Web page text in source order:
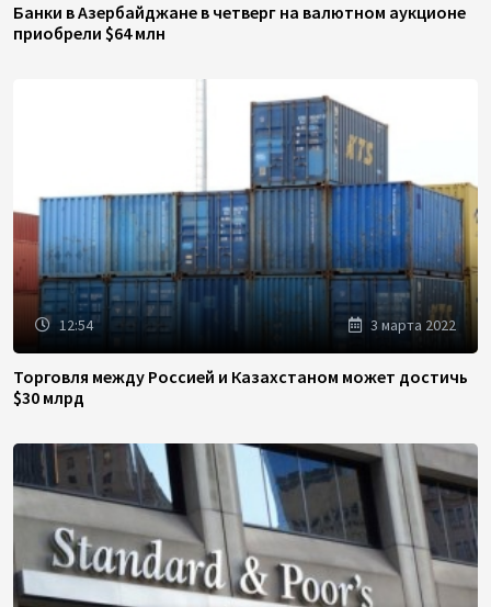
Банки в Азербайджане в четверг на валютном аукционе
приобрели $64 млн
12:54 3 марта 2022
Торговля между Россией и Казахстаном может достичь
$30 млрд